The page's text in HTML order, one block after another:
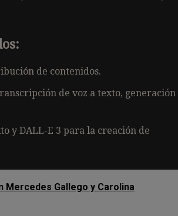
de contenidos.
de voz a texto, generación
y DALL-E 3 para la creación de
Gallego y Carolina